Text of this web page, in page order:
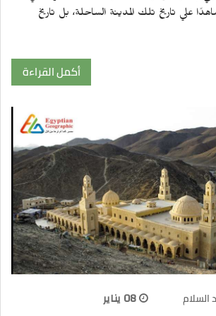
علي تاريخ تلك المدينة الساحلة، بل تاريخ
أكمل القراءة